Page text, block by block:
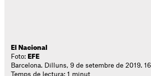
El Nacional
Foto: EFE
Barcelona. Dilluns, 9 de setembre de 2019.
Temps de lectura: 1 minut